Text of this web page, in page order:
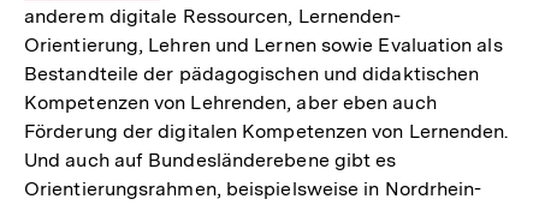
anderem digitale Ressourcen, Lernenden-
Orientierung, Lehren und Lernen sowie Evaluation als
Bestandteile der pädagogischen und didaktischen
Kompetenzen von Lehrenden, aber eben auch
Förderung der digitalen Kompetenzen von Lernenden.
Und auch auf Bundesländerebene gibt es
Orientierungsrahmen, beispielsweise in Nordrhein-